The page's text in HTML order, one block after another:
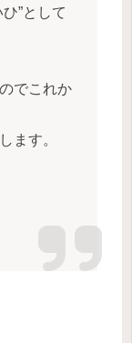
”として
でこれか
ます。